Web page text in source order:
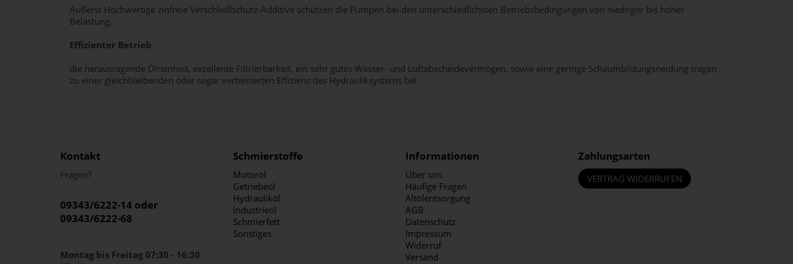
Äußerst Hochwertige zinfreie Verschleißschutz-Additive schützen die Pumpen bei den unterschiedlichsten Betriebsbedingungen von niedriger bis hoher
Belastung.
Effizienter Betrieb
die herausragende Ölreinheit, exzellente Filtrierbarkeit, ein sehr gutes Wasser- und Luftabscheidevermögen, sowie eine geringe Schaumbildungsneidung tragen
zu einer gleichbleibenden oder sogar verbesserten Effizienz des Hydrauliksystems bei.
Kontakt
Fragen?
09343/6222-14 oder
09343/6222-68
Montag bis Freitag 07:30 - 16:30
Schmierstoffe
Motoröl
Getriebeöl
Hydrauliköl
Industrieöl
Schmierfett
Sonstiges
Informationen
Über uns
Häufige Fragen
Altölentsorgung
AGB
Datenschutz
Impressum
Widerruf
Versand
Zahlungsarten
VERTRAG WIDERRUFEN